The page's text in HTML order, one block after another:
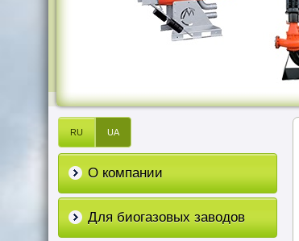
RU UA
О компании
Для биогазовых заводов